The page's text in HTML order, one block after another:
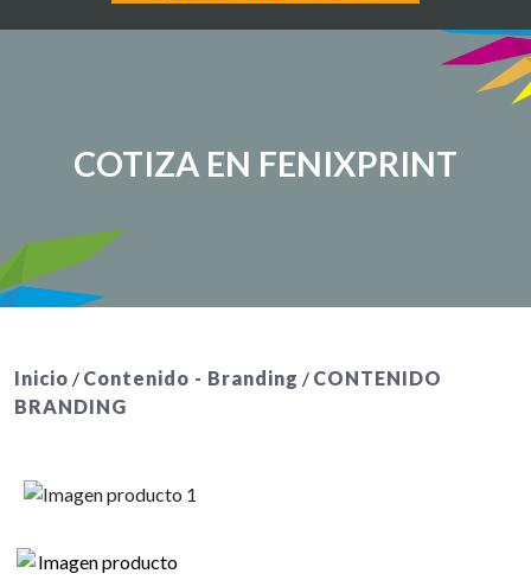
COTIZA EN FENIXPRINT
Inicio / Contenido - Branding / CONTENIDO
BRANDING